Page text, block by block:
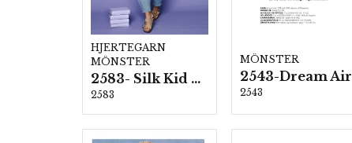
HJERTEGARN
MÖNSTER
2583- Silk Kid Mohair
2583
MÖNSTER
2543-Dream Air
2543